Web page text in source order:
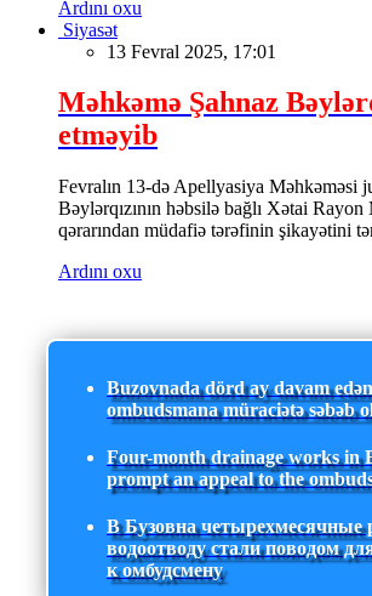
Ardını oxu
Siyasət
13 Fevral 2025, 17:01
Məhkəmə Şahnaz
etməyib
Fevralın 13-də Apellyasiya Məhkəməsi
Bəylərqızının həbsilə bağlı Xətai
qərarından müdafiə tərəfinin şikayətini
Ardını oxu
Buzovnada dörd ay davam
ombudsmana müraciətə səbəb
Four-month drainage works in
prompt an appeal to the
В Бузовна четырехмесячные
водоотводу стали поводом
к омбудсмену